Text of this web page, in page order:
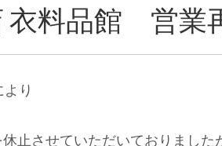
衣料品館 営業
り
止させていただいておりました